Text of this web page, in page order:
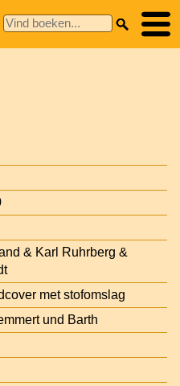
& Karl Ruhrberg &
met stofomslag
und Barth